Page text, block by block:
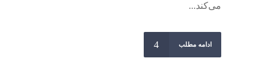
می‌کند...
ادامه مطلب